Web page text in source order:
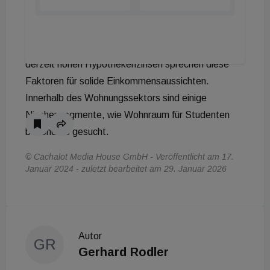
derzeit hohen Hypothekenzinsen sprechen diese
Faktoren für solide Einkommensaussichten.
Innerhalb des Wohnungssektors sind einige
Nischensegmente, wie Wohnraum für Studenten
besonders gesucht.
© Cachalot Media House GmbH - Veröffentlicht am 17.
Januar 2024 - zuletzt bearbeitet am 29. Januar 2026
GR
Autor
Gerhard Rodler